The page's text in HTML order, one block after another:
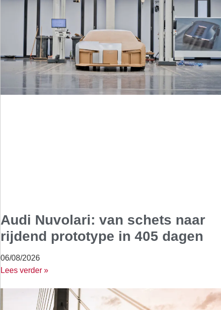
Audi Nuvolari: van schets naar
rijdend prototype in 405 dagen
06/08/2026
Lees verder »